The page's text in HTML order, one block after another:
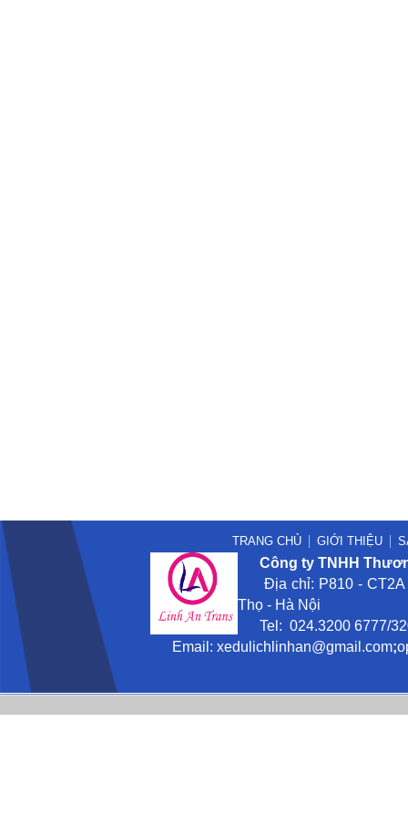
TRANG CHỦ GIỚI THIỆU
Công ty TNHH
Địa chỉ: P810 - CT2A
Thọ - Hà Nội
Tel: 024.3200 6777/
Email: xedulichlinhan@gmail .com;